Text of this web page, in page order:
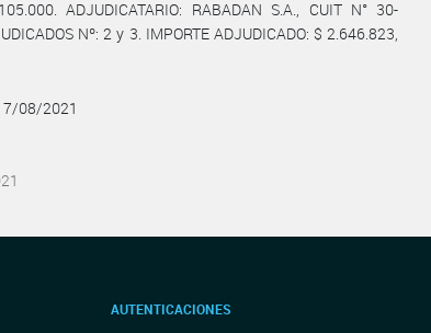
ADJUDICATARIO: RABADAN S.A., CUIT N° 30-
Nº: 2 y 3. IMPORTE ADJUDICADO: $ 2.646.823,
08/2021
AUTENTICACIONES